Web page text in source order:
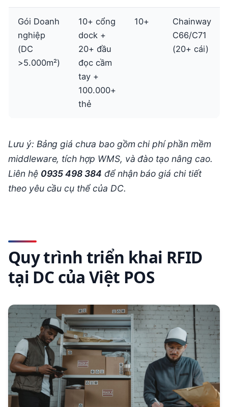
Gói Doanh
nghiệp
(DC
>5.000m²)
10+ cổng
dock +
20+ đầu
đọc cầm
tay +
100.000+
thẻ
10+
Chainway
C66/C71
(20+ cái)
Lưu ý: Bảng giá chưa bao gồm chi phí phần mềm
middleware, tích hợp WMS, và đào tạo nâng cao.
Liên hệ 0935 498 384 để nhận báo giá chi tiết
theo yêu cầu cụ thể của DC.
Quy trình triển khai RFID
tại DC của Việt POS